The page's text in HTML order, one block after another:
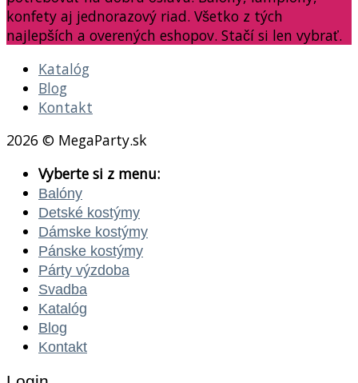
konfety aj jednorazový riad. Všetko z tých
najlepších a overených eshopov. Stačí si len vybrať.
Katalóg
Blog
Kontakt
2026 © MegaParty.sk
Vyberte si z menu:
Balóny
Detské kostýmy
Dámske kostýmy
Pánske kostýmy
Párty výzdoba
Svadba
Katalóg
Blog
Kontakt